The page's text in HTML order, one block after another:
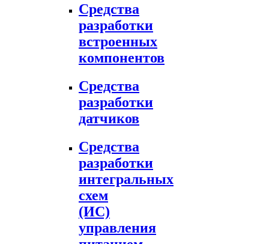
Средства
разработки
встроенных
компонентов
Средства
разработки
датчиков
Средства
разработки
интегральных
схем
(ИС)
управления